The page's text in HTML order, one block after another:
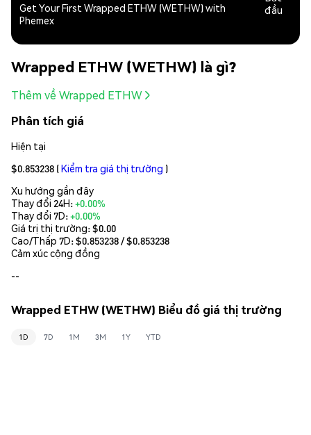
Get Your First Wrapped ETHW (WETHW) with
Phemex
đầu
Wrapped ETHW (WETHW) là gì?
Thêm về Wrapped ETHW
Phân tích giá
Hiện tại
$0.853238 (Kiểm tra giá thị trường )
Xu hướng gần đây
Thay đổi 24H:+0.00%
Thay đổi 7D:+0.00%
Giá trị thị trường:$0.00
Cao/Thấp 7D: $0.853238/ $0.853238
Cảm xúc cộng đồng
--
Wrapped ETHW (WETHW) Biểu đồ giá thị trường
1D 7D 1M 3M 1Y YTD